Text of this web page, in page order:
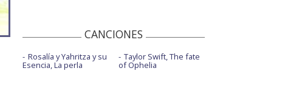
CANCIONES
Rosalía y Yahritza y su
Esencia, La perla
Taylor Swift, The fate
of Ophelia